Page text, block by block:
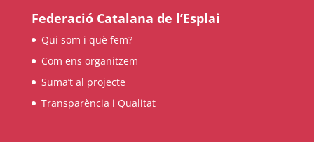
Federació Catalana de l’Esplai
Qui som i què fem?
Com ens organitzem
Suma’t al projecte
Transparència i Qualitat
Xarxes socials
COL·LABORA